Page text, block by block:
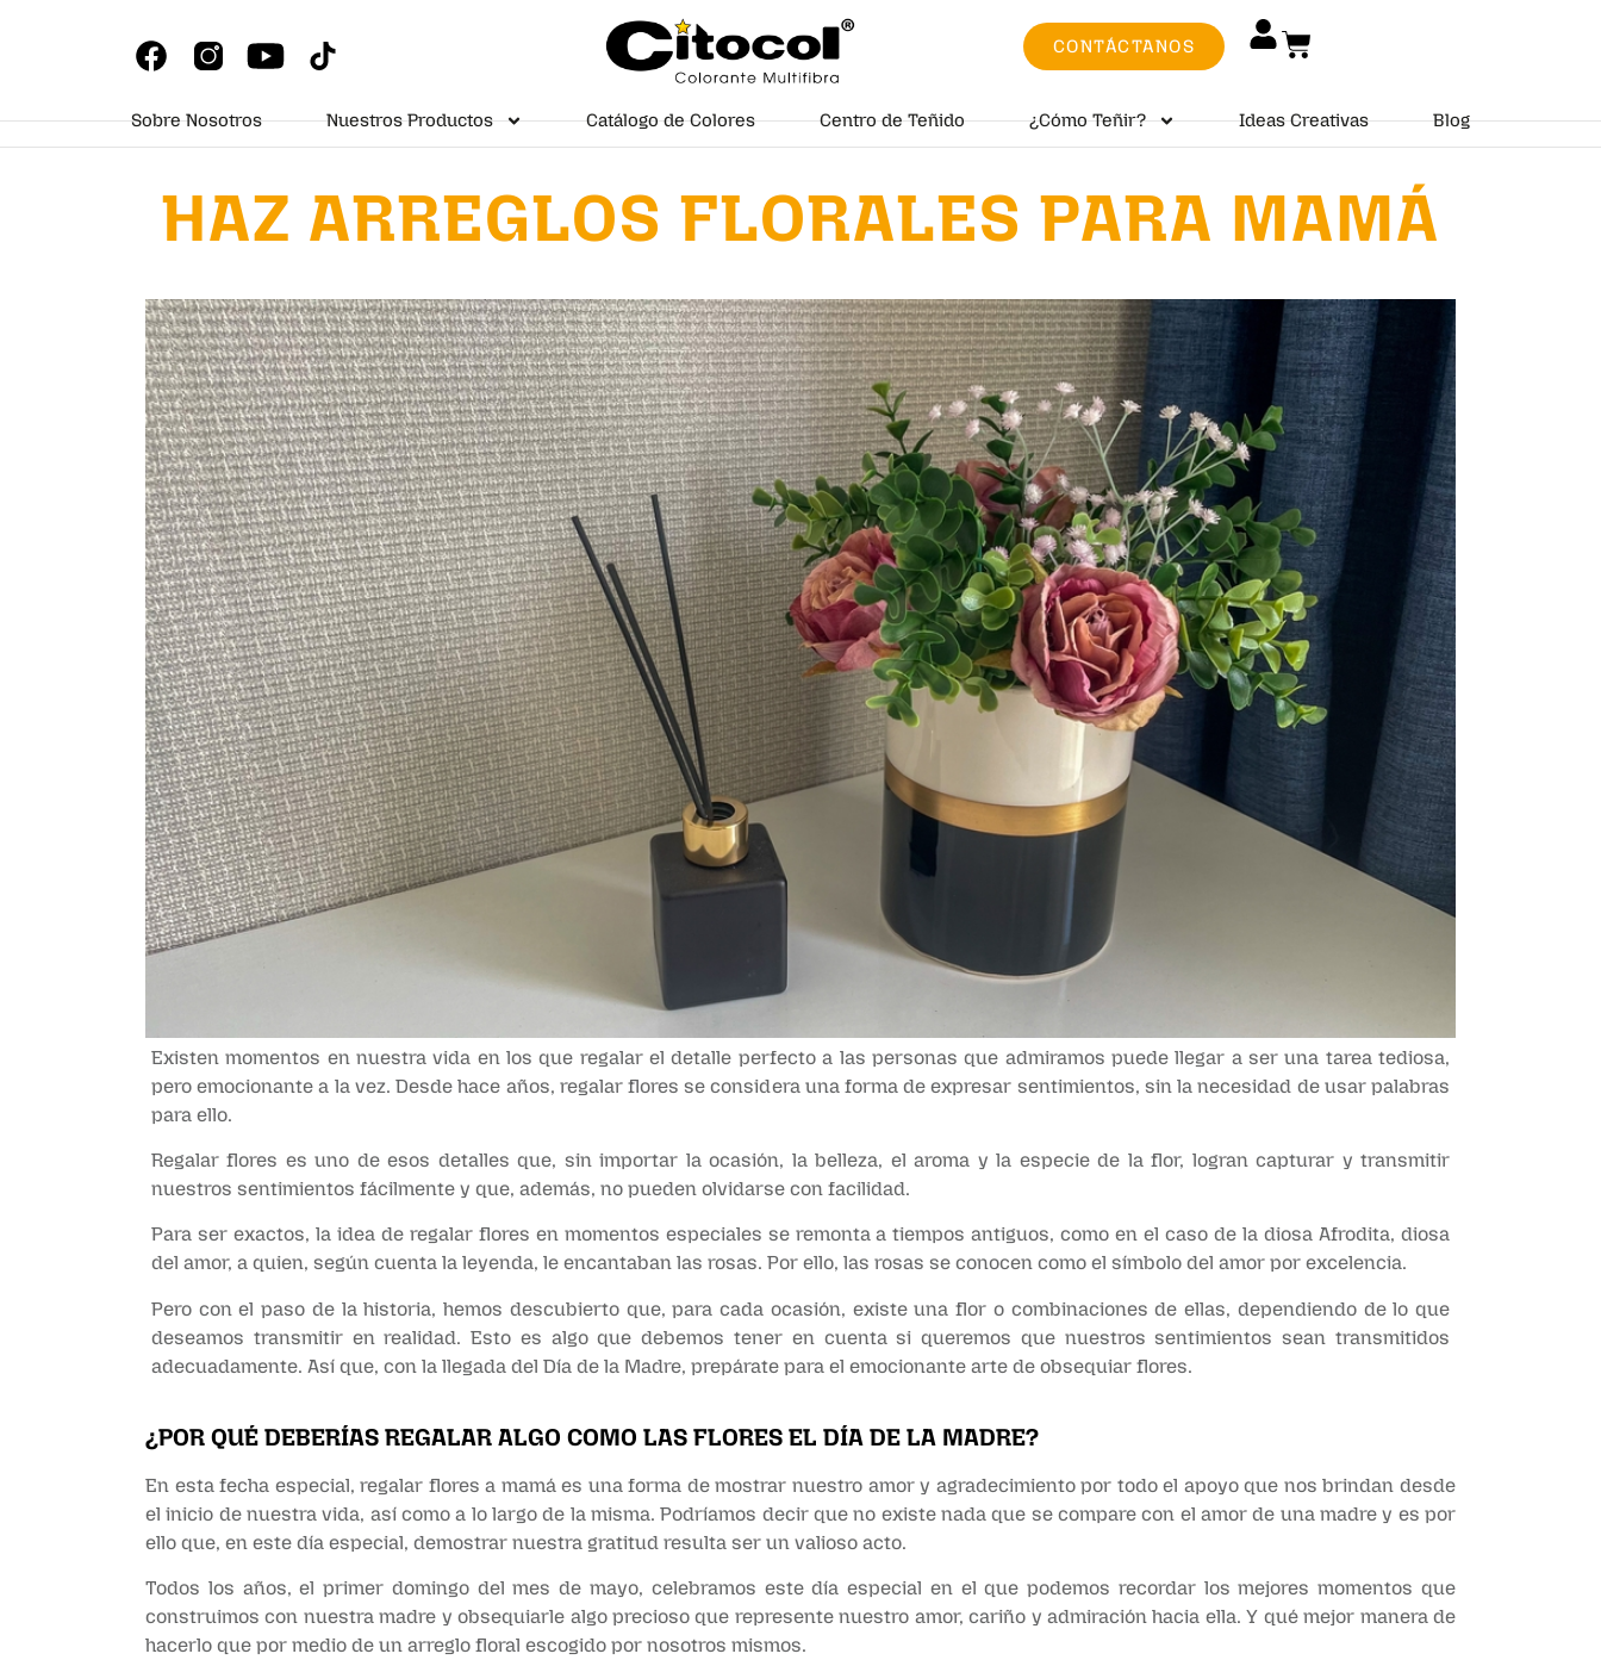
CONTÁCTANOS
Sobre Nosotros Nuestros Productos Catálogo de Colores Centro de Teñido ¿Cómo Teñir? Ideas Creativas Blog
HAZ ARREGLOS FLORALES PARA MAMÁ
Existen momentos en nuestra vida en los que regalar el detalle perfecto a las personas que admiramos puede llegar a ser una tarea tediosa,
pero emocionante a la vez. Desde hace años, regalar flores se considera una forma de expresar sentimientos, sin la necesidad de usar palabras
para ello.
Regalar flores es uno de esos detalles que, sin importar la ocasión, la belleza, el aroma y la especie de la flor, logran capturar y transmitir
nuestros sentimientos fácilmente y que, además, no pueden olvidarse con facilidad.
Para ser exactos, la idea de regalar flores en momentos especiales se remonta a tiempos antiguos, como en el caso de la diosa Afrodita, diosa
del amor, a quien, según cuenta la leyenda, le encantaban las rosas. Por ello, las rosas se conocen como el símbolo del amor por excelencia.
Pero con el paso de la historia, hemos descubierto que, para cada ocasión, existe una flor o combinaciones de ellas, dependiendo de lo que
deseamos transmitir en realidad. Esto es algo que debemos tener en cuenta si queremos que nuestros sentimientos sean transmitidos
adecuadamente. Así que, con la llegada del Día de la Madre, prepárate para el emocionante arte de obsequiar flores.
¿POR QUÉ DEBERÍAS REGALAR ALGO COMO LAS FLORES EL DÍA DE LA MADRE?
En esta fecha especial, regalar flores a mamá es una forma de mostrar nuestro amor y agradecimiento por todo el apoyo que nos brindan desde
el inicio de nuestra vida, así como a lo largo de la misma. Podríamos decir que no existe nada que se compare con el amor de una madre y es por
ello que, en este día especial, demostrar nuestra gratitud resulta ser un valioso acto.
Todos los años, el primer domingo del mes de mayo, celebramos este día especial en el que podemos recordar los mejores momentos que
construimos con nuestra madre y obsequiarle algo precioso que represente nuestro amor, cariño y admiración hacia ella. Y qué mejor manera de
hacerlo que por medio de un arreglo floral escogido por nosotros mismos.